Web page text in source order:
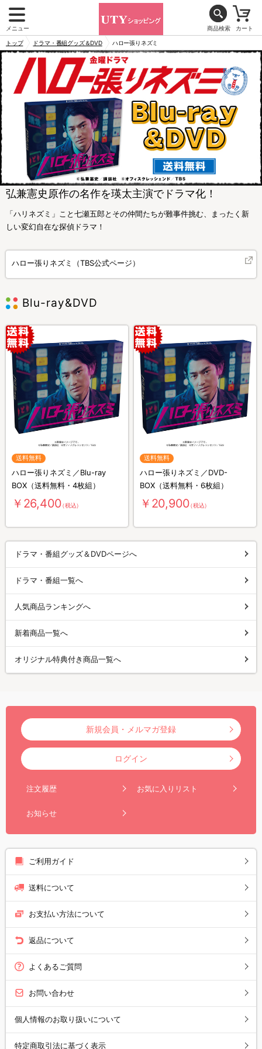
メニュー 商品検索 カート
トップ ドラマ・番組グッズ＆DVD ハロー張りネズミ
弘兼憲史原作の名作を瑛太主演でドラマ化！
「ハリネズミ」こと七瀬五郎とその仲間たちが難事件挑む、まったく新
しい変幻自在な探偵ドラマ！
ハロー張りネズミ（TBS公式ページ）
Blu-ray&DVD
送料無料
ハロー張りネズミ／Blu-ray
BOX（送料無料・4枚組）
￥26,400（税込）
送料無料
ハロー張りネズミ／DVD-
BOX（送料無料・6枚組）
￥20,900（税込）
ドラマ・番組グッズ＆DVDページへ
ドラマ・番組一覧へ
人気商品ランキングへ
新着商品一覧へ
オリジナル特典付き商品一覧へ
新規会員・メルマガ登録
ログイン
注文履歴 お気に入りリスト
お知らせ
ご利用ガイド
送料について
お支払い方法について
返品について
よくあるご質問
お問い合わせ
個人情報のお取り扱いについて
特定商取引法に基づく表示